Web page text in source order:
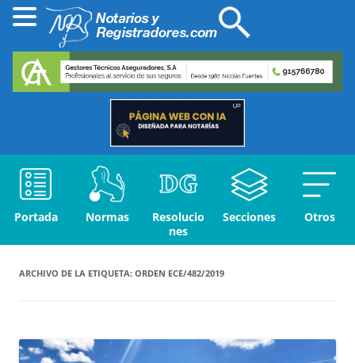
Portada Normas
Resolucio
nes
Secciones Otros
ARCHIVO DE LA ETIQUETA: ORDEN ECE/482/2019